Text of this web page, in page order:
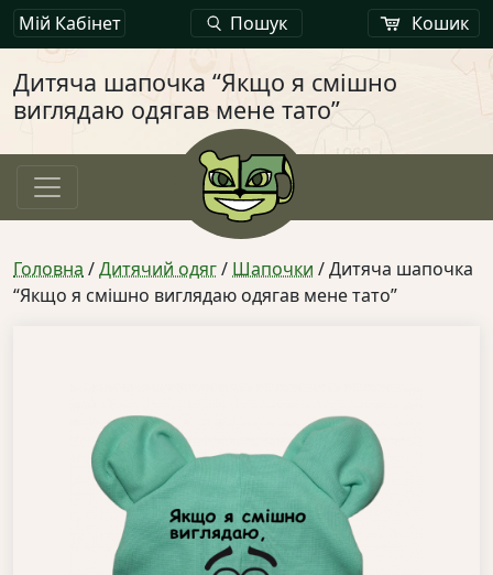
Мій Кабінет Пошук Кошик
Дитяча шапочка “Якщо я смішно
виглядаю одягав мене тато”
Головна /Дитячий одяг/ Шапочки / Дитяча шапочка
“Якщо я смішно виглядаю одягав мене тато”